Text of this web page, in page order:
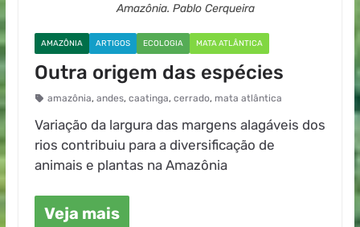
Amazônia. Pablo Cerqueira
AMAZÔNIA ARTIGOS ECOLOGIA MATA ATLÂNTICA
Outra origem das espécies
amazônia, andes, caatinga, cerrado, mata atlântica
Variação da largura das margens alagáveis dos
rios contribuiu para a diversificação de
animais e plantas na Amazônia
Veja mais